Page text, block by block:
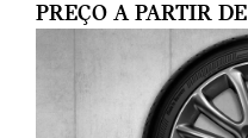
PREÇO A PARTIR DE